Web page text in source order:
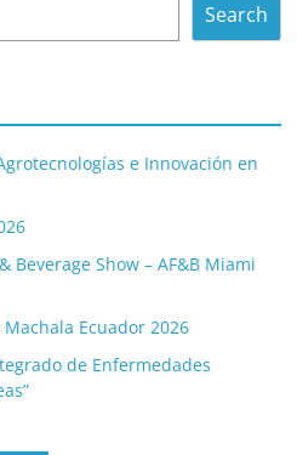
Search
e Innovación en
Beverage Show – AF&B Miami
Ecuador 2026
de Enfermedades